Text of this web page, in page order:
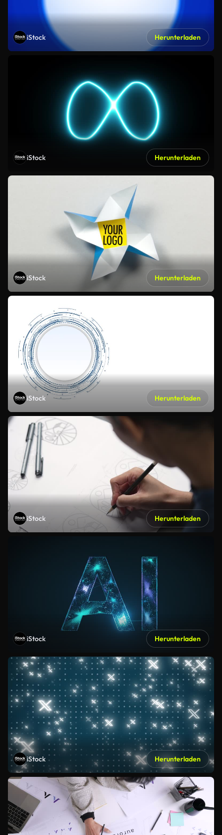
iStock Herunterladen
iStock Herunterladen
iStock Herunterladen
iStock Herunterladen
iStock Herunterladen
iStock Herunterladen
iStock Herunterladen